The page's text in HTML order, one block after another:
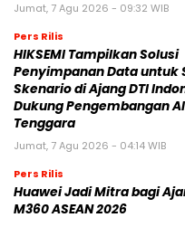
Jumat, 7 Agu 2026 - 09:32 WIB
Pers Rilis
HIKSEMI Tampilkan Solusi
Penyimpanan Data untuk
Skenario di Ajang DTI
Dukung Pengembangan
Tenggara
Jumat, 7 Agu 2026 - 04:14 WIB
Pers Rilis
Huawei Jadi Mitra bagi
M360 ASEAN 2026